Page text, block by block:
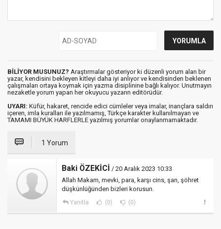
BİLİYOR MUSUNUZ? Araştırmalar gösteriyor ki düzenli yorum alan bir
yazar, kendisini bekleyen kitleyi daha iyi anlıyor ve kendisinden beklenen
çalışmaları ortaya koymak için yazma disiplinine bağlı kalıyor. Unutmayın
nezaketle yorum yapan her okuyucu yazarın editörüdür.
UYARI: Küfür, hakaret, rencide edici cümleler veya imalar, inançlara saldırı
içeren, imla kuralları ile yazılmamış, Türkçe karakter kullanılmayan ve
TAMAMI BÜYÜK HARFLERLE yazılmış yorumlar onaylanmamaktadır.
1 Yorum
Baki ÖZEKİCİ / 20 Aralık 2023 10:33
Allah Makam, mevki, para, karşı cins, şan, şöhret
düşkünlüğünden bizleri korusun.
Yanıtla (0) (0)